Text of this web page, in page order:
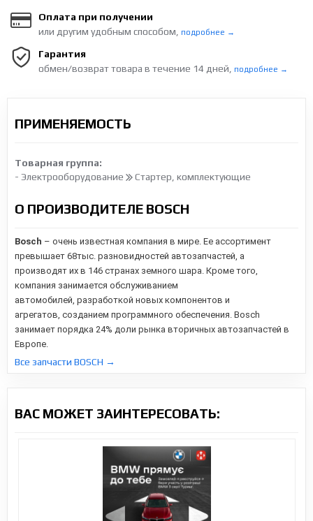
Оплата при получении
или другим удобным способом,
подробнее →
Гарантия
обмен/возврат товара в течение 14 дней,
подробнее →
ПРИМЕНЯЕМОСТЬ
Товарная группа:
- Электрооборудование
Стартер, комплектующие
О ПРОИЗВОДИТЕЛЕ BOSCH
Bosch – очень известная компания в мире. Ее ассортимент
превышает 68тыс. разновидностей автозапчастей, а
производят их в 146 странах земного шара. Кроме того,
компания занимается обслуживанием
автомобилей, разработкой новых компонентов и
агрегатов, созданием программного обеспечения. Bosch
занимает порядка 24% доли рынка вторичных автозапчастей в
Европе.
Все запчасти BOSCH →
ВАС МОЖЕТ ЗАИНТЕРЕСОВАТЬ: